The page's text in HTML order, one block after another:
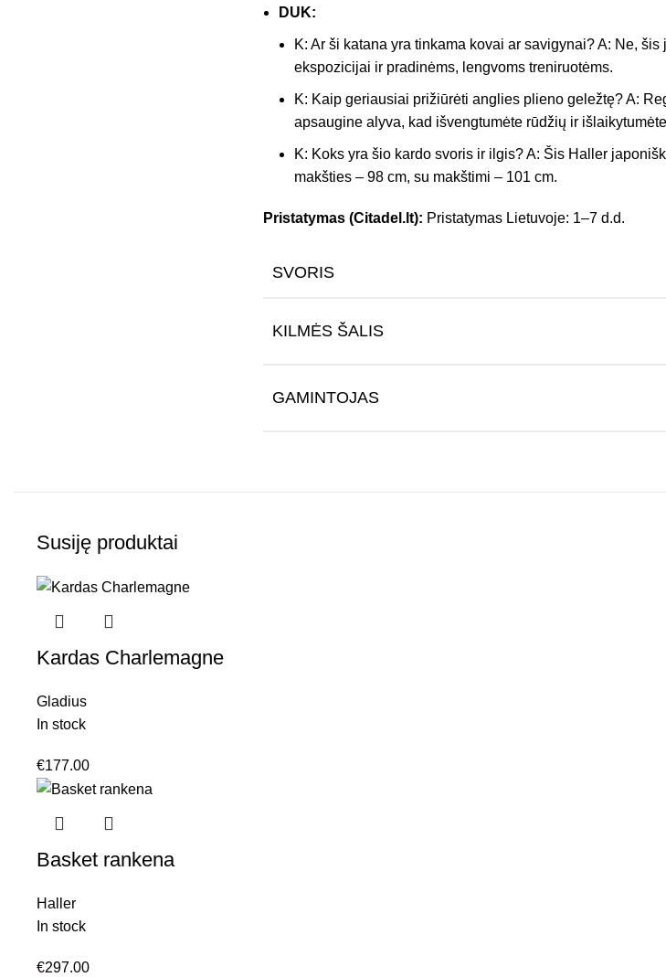
DUK:
K: Ar ši katana yra tinkama kovai ar savigynai? A: Ne,
ekspozicijai ir pradinėms, lengvoms treniruotėms.
K: Kaip geriausiai prižiūrėti anglies plieno geležtę? A:
apsaugine alyva, kad išvengtumėte rūdžių ir
K: Koks yra šio kardo svoris ir ilgis? A: Šis Haller
makšties – 98 cm, su makštimi – 101 cm.
Pristatymas (Citadel.lt): Pristatymas Lietuvoje: 1–7 d.d.
SVORIS
KILMĖS ŠALIS
GAMINTOJAS
Susiję produktai
Kardas Charlemagne
Gladius
In stock
€177.00
Basket rankena
Haller
In stock
€297.00